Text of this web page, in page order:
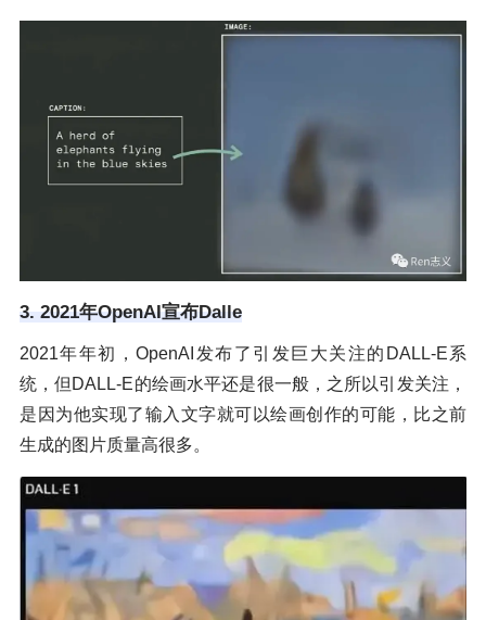
3. 2021年OpenAI宣布Dalle
2021年年初，OpenAI发布了引发巨大关注的DALL-E系
统，但DALL-E的绘画水平还是很一般，之所以引发关注，
是因为他实现了输入文字就可以绘画创作的可能，比之前
生成的图片质量高很多。